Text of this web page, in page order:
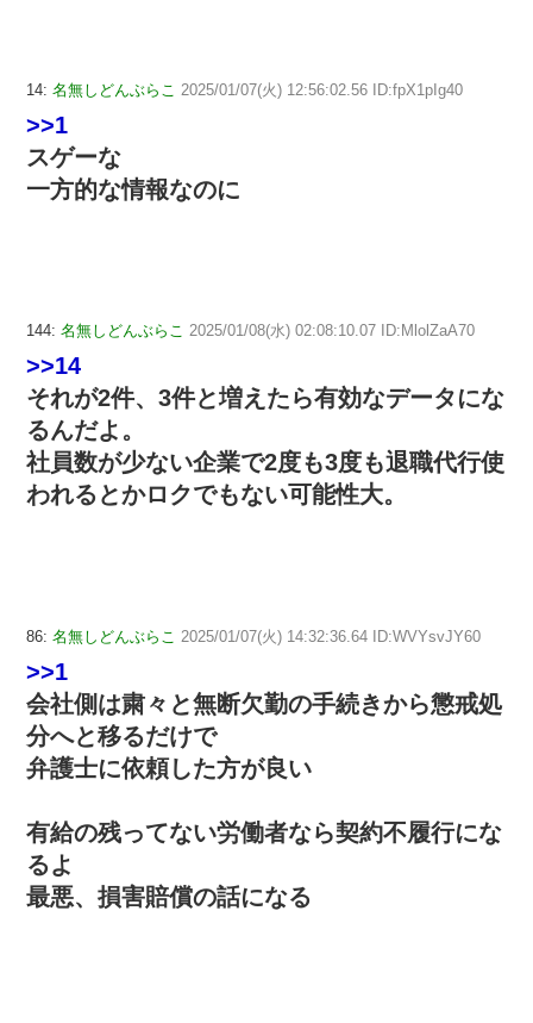
14: 名無しどんぶらこ 2025/01/07(火) 12:56:02.56 ID:fpX1pIg40
>>1
スゲーな
一方的な情報なのに
144: 名無しどんぶらこ 2025/01/08(水) 02:08:10.07 ID:MlolZaA70
>>14
それが2件、3件と増えたら有効なデータにな
るんだよ。
社員数が少ない企業で2度も3度も退職代行使
われるとかロクでもない可能性大。
86: 名無しどんぶらこ 2025/01/07(火) 14:32:36.64 ID:WVYsvJY60
>>1
会社側は粛々と無断欠勤の手続きから懲戒処
分へと移るだけで
弁護士に依頼した方が良い
有給の残ってない労働者なら契約不履行にな
るよ
最悪、損害賠償の話になる